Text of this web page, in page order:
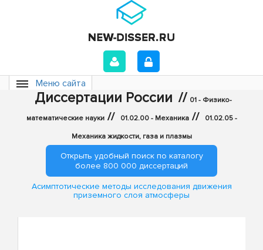
Меню сайта
Диссертации России // 01 - Физико-
математические науки // 01.02.00 - Механика // 01.02.05 -
Механика жидкости, газа и плазмы
Открыть удобный поиск по каталогу
более 800 000 диссертаций
Асимптотические методы исследования движения
приземного слоя атмосферы